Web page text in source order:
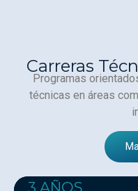
Carreras
Programas
técnicas en áreas
3 AÑOS